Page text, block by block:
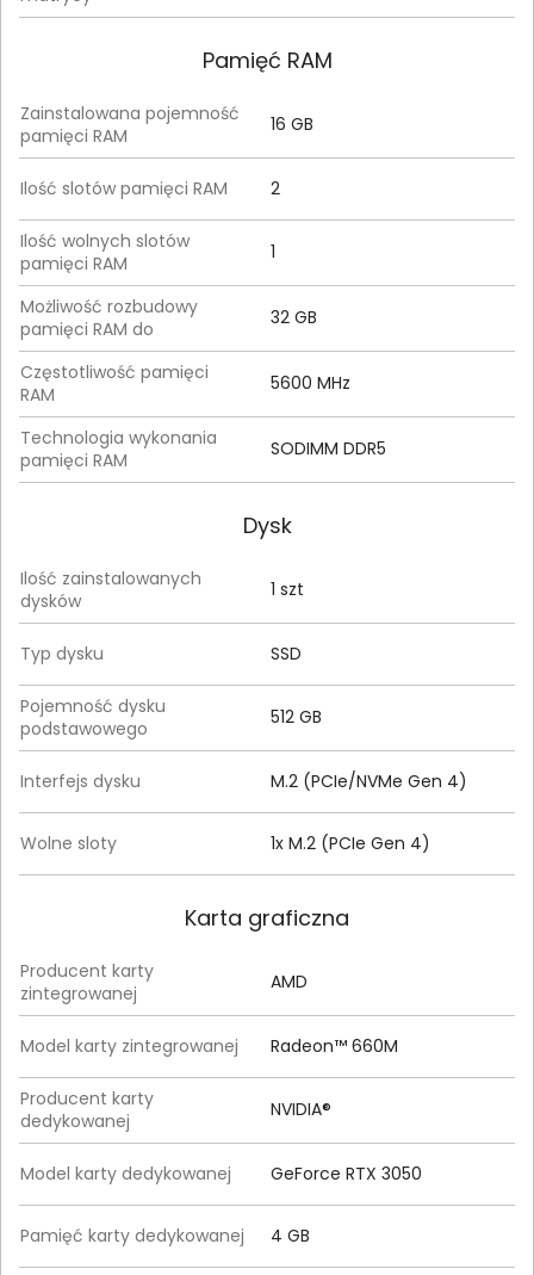
Pamięć RAM
Zainstalowana pojemność
pamięci RAM
16 GB
Ilość slotów pamięci RAM 2
Ilość wolnych slotów
pamięci RAM
1
Możliwość rozbudowy
pamięci RAM do
32 GB
Częstotliwość pamięci
RAM
5600 MHz
Technologia wykonania
pamięci RAM
SODIMM DDR5
Dysk
Ilość zainstalowanych
dysków
1 szt
Typ dysku SSD
Pojemność dysku
podstawowego
512 GB
Interfejs dysku M.2 (PCIe/NVMe Gen 4)
Wolne sloty 1x M.2 (PCIe Gen 4)
Karta graficzna
Producent karty
zintegrowanej
AMD
Model karty zintegrowanej Radeon™ 660M
Producent karty
dedykowanej
NVIDIA®
Model karty dedykowanej GeForce RTX 3050
Pamięć karty dedykowanej 4 GB